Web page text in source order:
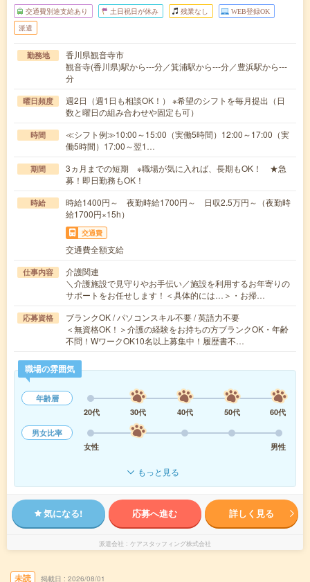
交通費別途支給あり 土日祝日が休み 残業なし WEB登録OK
派遣
勤務地
香川県観音寺市
観音寺(香川県)駅から---分／箕浦駅から---分／豊浜駅から---
分
曜日頻度
週2日（週1日も相談OK！） ※希望のシフトを毎月提出（日
数と曜日の組み合わせや固定も可）
時間
≪シフト例≫10:00～15:00（実働5時間）12:00～17:00（実
働5時間）17:00～翌1…
期間
3ヵ月までの短期 ※職場が気に入れば、長期もOK！ ★急
募！即日勤務もOK！
時給
時給1400円～ 夜勤時給1700円～ 日収2.5万円～（夜勤時
給1700円×15h）
交通費
交通費全額支給
仕事内容
介護関連
＼介護施設で見守りやお手伝い／施設を利用するお年寄りの
サポートをお任せします！＜具体的には…＞・お掃…
応募資格
ブランクOK / パソコンスキル不要 / 英語力不要
＜無資格OK！＞介護の経験をお持ちの方ブランクOK・年齢
不問！WワークOK10名以上募集中！履歴書不…
職場の雰囲気
年齢層
20代
30代 40代 50代
60代
男女比率
女性
男性
もっと見る
気になる! 応募へ進む 詳しく見る
派遣会社 ケアスタッフィング株式会社
未読 掲載日 2026/08/01